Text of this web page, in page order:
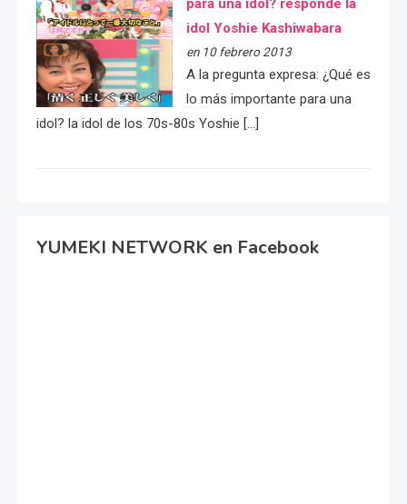
para una idol? responde la
idol Yoshie Kashiwabara
en 10 febrero 2013
A la pregunta expresa: ¿Qué es
lo más importante para una
idol? la idol de los 70s-80s Yoshie […]
YUMEKI NETWORK en Facebook